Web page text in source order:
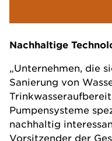
Nachhaltige
„Unternehmen, die
Sanierung von
Pumpensysteme
nachhaltig
Vorsitzender der